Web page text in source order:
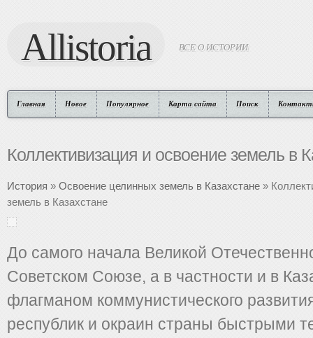
Allistoria ВСЕ О ИСТОРИИ
Главная Новое Популярное Карта сайта Поиск
Коллективизация и освоение земель в
История » Освоение целинных земель в Казахстане »
земель в Казахстане
До самого начала Великой
Советском Союзе, а в частности и в
флагманом коммунистического
республик и окраин страны быстрыми